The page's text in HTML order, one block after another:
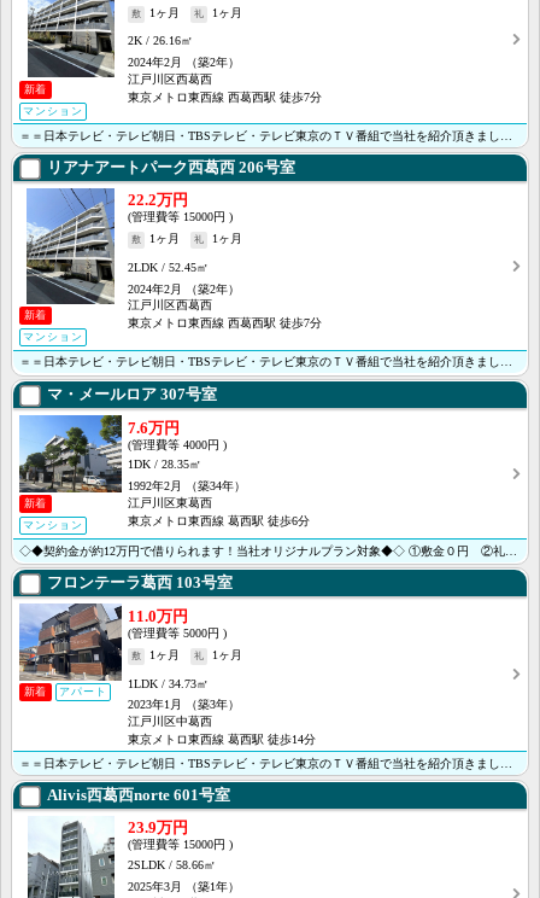
新着
マンション
1ヶ月
1ヶ月
2K
26.16㎡
2024年2月
（築2年）
江戸川区西葛西
東京メトロ東西線 西葛西駅 徒歩7分
リアナアートパーク西葛西 206号室
新着
マンション
22.2万円
15000円
1ヶ月
1ヶ月
2LDK
52.45㎡
2024年2月
（築2年）
江戸川区西葛西
東京メトロ東西線 西葛西駅 徒歩7分
＝＝日本テレビ・テレビ朝日・TBSテレビ・テレビ東京のＴＶ番組で当社を紹介頂きました＝＝ ＜＜オンラ･･･
マ・メールロア 307号室
新着
マンション
7.6万円
4000円
1DK
28.35㎡
1992年2月
（築34年）
江戸川区東葛西
東京メトロ東西線 葛西駅 徒歩6分
◇◆契約金が約12万円で借りられます！当社オリジナルプラン対象◆◇ ①敷金０円 ②礼金０円 ③家賃１･･･
フロンテーラ葛西 103号室
新着 アパート
11.0万円
5000円
1ヶ月
1ヶ月
1LDK
34.73㎡
2023年1月
（築3年）
江戸川区中葛西
東京メトロ東西線 葛西駅 徒歩14分
Alivis西葛西norte 601号室
23.9万円
15000円
2SLDK
58.66㎡
2025年3月
（築1年）